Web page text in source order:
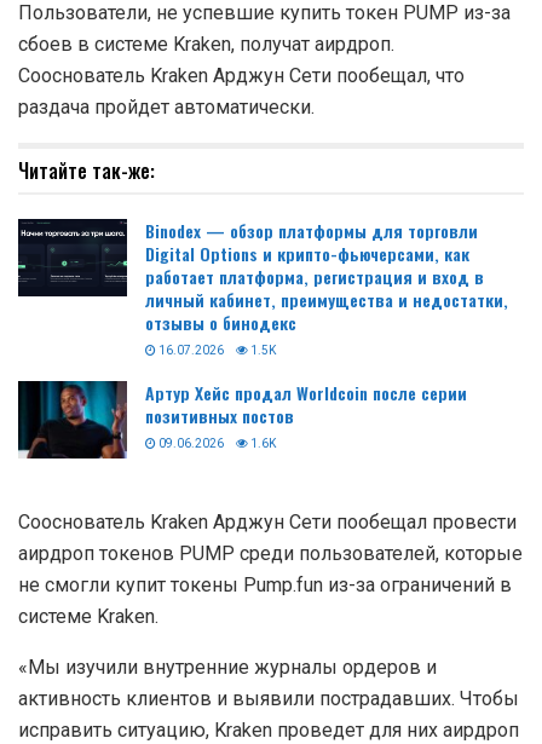
Пользователи, не успевшие купить токен PUMP из-за
сбоев в системе Kraken, получат аирдроп.
Сооснователь Kraken Арджун Сети пообещал, что
раздача пройдет автоматически.
Читайте так-же:
Binodex — обзор платформы для торговли
Digital Options и крипто-фьючерсами, как
работает платформа, регистрация и вход в
личный кабинет, преимущества и недостатки,
отзывы о бинодекс
16.07.2026 1.5K
Артур Хейс продал Worldcoin после серии
позитивных постов
09.06.2026 1.6K
Сооснователь Kraken Арджун Сети пообещал провести
аирдроп токенов PUMP среди пользователей, которые
не смогли купит токены Pump.fun из-за ограничений в
системе Kraken.
«Мы изучили внутренние журналы ордеров и
активность клиентов и выявили пострадавших. Чтобы
исправить ситуацию, Kraken проведет для них аирдроп